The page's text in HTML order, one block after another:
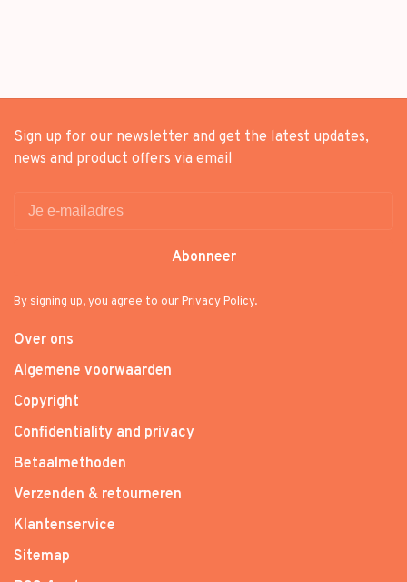
Sign up for our newsletter and get the latest updates,
news and product offers via email
Abonneer
By signing up, you agree to our Privacy Policy.
Over ons
Algemene voorwaarden
Copyright
Confidentiality and privacy
Betaalmethoden
Verzenden & retourneren
Klantenservice
Sitemap